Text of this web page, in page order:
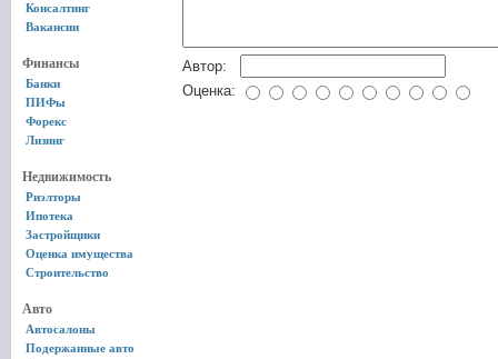
Консалтинг
Вакансии
Финансы
Банки
ПИФы
Форекс
Лизинг
Недвижимость
Риэлторы
Ипотека
Застройщики
Оценка имущества
Строительство
Авто
Автосалоны
Подержанные авто
Автор:
Оценка: